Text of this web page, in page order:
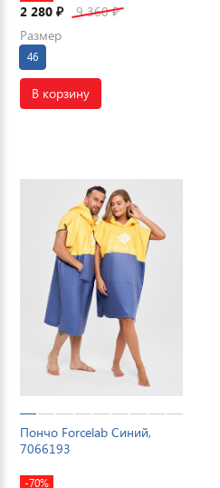
2 280 ₽ 9 360₽
Размер
46
В корзину
Пончо Forcelab Синий,
7066193
-70%